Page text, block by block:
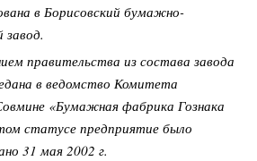
в Борисовский бумажно-
завод.
правительства из состава завода
в ведомство Комитета
«Бумажная фабрика Гознака
статусе предприятие было
31 мая 2002 г.